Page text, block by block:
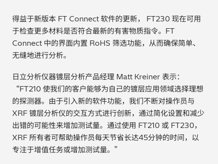
纸上涂硅
镀层厚度测量
得益于新版本 FT Connect 软件的更新， FT230 现在可用
于检查更多材料是否符合最新的有害物质指令。FT
Connect 中的界面内置 RoHS 筛选功能，从而确保简单、
无缝地进行分析。
日立分析仪器镀层分析产品经理 Matt Kreiner 表示：
“FT210 使我们的客户能够为自己的镀层应用领域选择理想
的探测器。由于引入新的软件功能，我们不断对操作员与
XRF 镀层分析仪的交互方式进行创新，通过简化设置和减少
出错的可能性来增加测试量。通过使用 FT210 或 FT230，
XRF 所有者可帮助操作员每天节省长达45分钟的时间，以
专注于增值任务或增加测试量。”